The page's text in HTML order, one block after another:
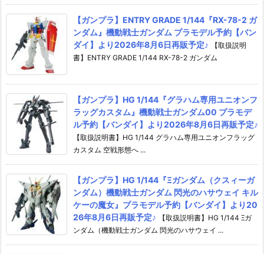
【ガンプラ】ENTRY GRADE 1/144『RX-78-2 ガ
ンダム』機動戦士ガンダム プラモデル予約【バン
ダイ】より2026年8月6日再販予定♪
【取扱説明
書】ENTRY GRADE 1/144 RX-78-2 ガンダム
【ガンプラ】HG 1/144『グラハム専用ユニオンフ
ラッグカスタム』機動戦士ガンダム00 プラモデ
ル予約【バンダイ】より2026年8月6日再販予定♪
【取扱説明書】HG 1/144 グラハム専用ユニオンフラッグ
カスタム 空戦形態へ ...
【ガンプラ】HG 1/144『Ξガンダム（クスィーガ
ンダム）機動戦士ガンダム 閃光のハサウェイ キル
ケーの魔女』プラモデル予約【バンダイ】より20
26年8月6日再販予定♪
【取扱説明書】HG 1/144 Ξガ
ンダム（機動戦士ガンダム 閃光のハサウェイ ...